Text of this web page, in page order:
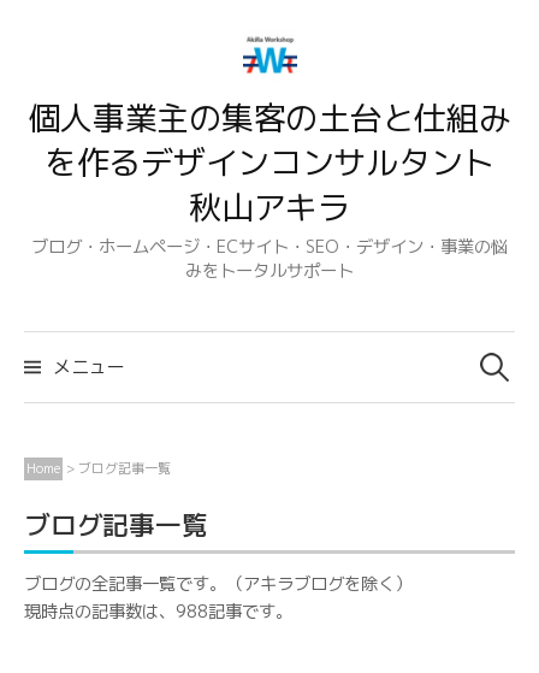
ン
キ
個人事業主の集客の土台と仕組み
を作るデザインコンサルタント
秋山アキラ
ブログ・ホームページ・ECサイト・SEO・デザイン・事業の悩
みをトータルサポート
メニュー
検
索:
Home > ブログ記事一覧
ブログ記事一覧
ブログの全記事一覧です。（アキラブログを除く）
現時点の記事数は、988記事です。